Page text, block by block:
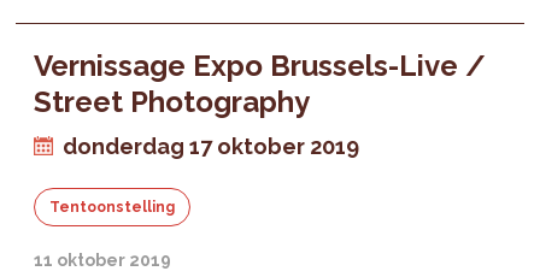
Vernissage Expo Brussels-Live /
Street Photography
donderdag 17 oktober 2019
Tentoonstelling
11 oktober 2019